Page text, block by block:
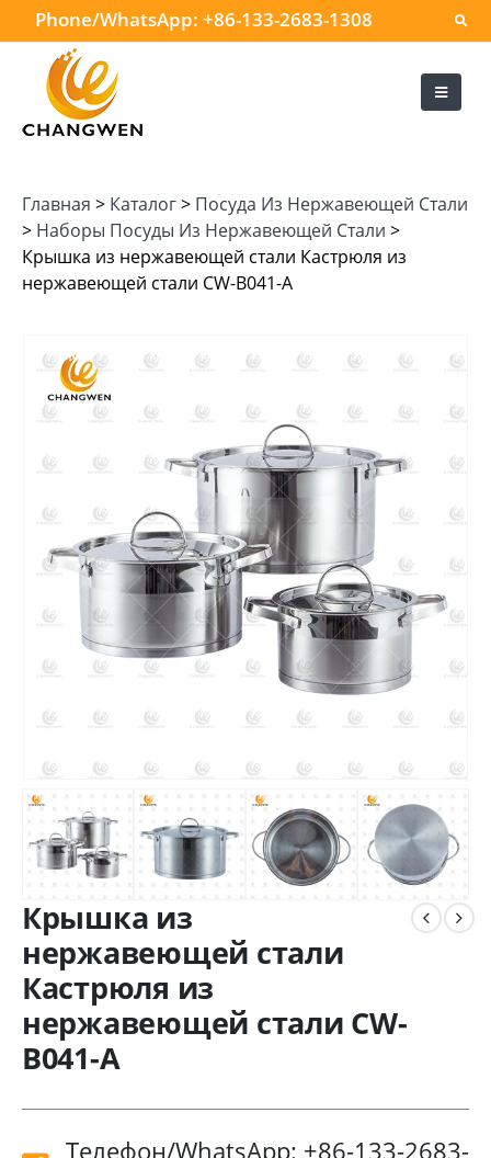
Phone/WhatsApp:+86-133-2683-1308
Главная > Каталог> Посуда Из Нержавеющей Стали
> Наборы Посуды Из Нержавеющей Стали >
Крышка из нержавеющей стали Кастрюля из
нержавеющей стали CW-B041-A
Крышка из
нержавеющей стали
Кастрюля из
нержавеющей стали CW-
B041-A
Телефон/WhatsApp: +86-133-2683-